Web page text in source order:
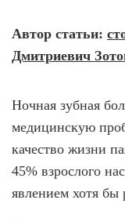
Ретейнеры
Брекеты на нижнюю
ЛЕЧЕНИЕ ДЕСЕН,
Автор статьи:
Дмитриевич
Ночная зубная
медицинскую
качество жизни
45% взрослого
явлением хотя бы